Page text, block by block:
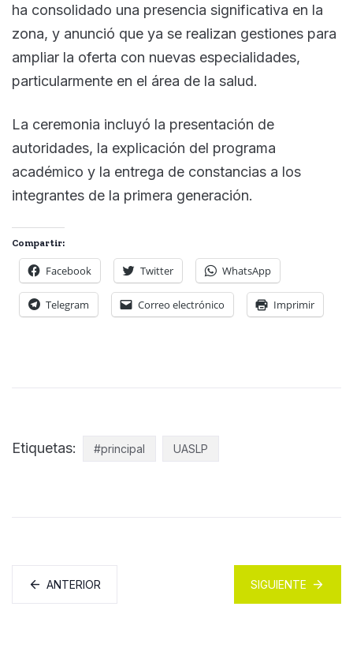
ha consolidado una presencia significativa en la
zona, y anunció que ya se realizan gestiones para
ampliar la oferta con nuevas especialidades,
particularmente en el área de la salud.
La ceremonia incluyó la presentación de
autoridades, la explicación del programa
académico y la entrega de constancias a los
integrantes de la primera generación.
Compartir:
Facebook Twitter WhatsApp
Telegram Correo electrónico Imprimir
Etiquetas: #principal UASLP
ANTERIOR SIGUIENTE